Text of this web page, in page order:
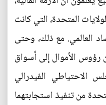
المتحدة، التي كانت
العالمي. مع ذلك، وحتى
الأموال إلى أسواق
الاحتياطي الفيدرالي
من تنفيذ استجابتهما